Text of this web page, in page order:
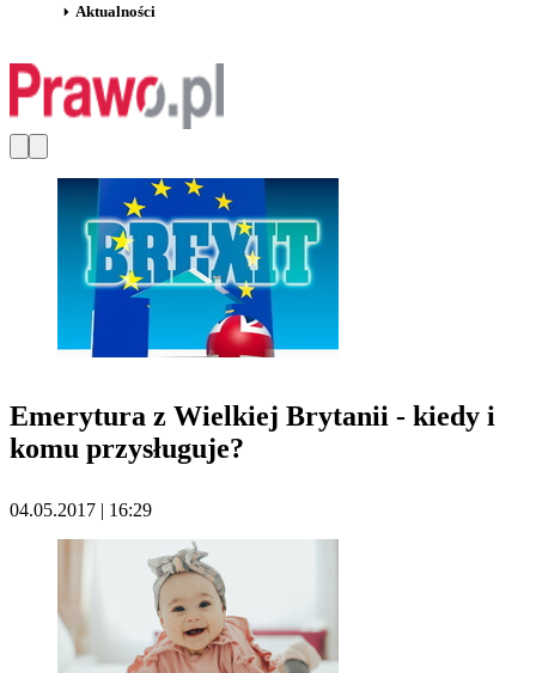
Aktualności
Emerytura z Wielkiej Brytanii - kiedy i
komu przysługuje?
04.05.2017 | 16:29